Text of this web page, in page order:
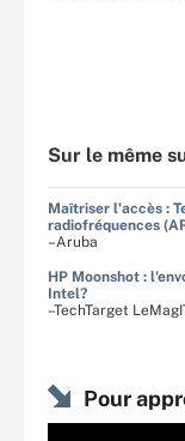
Sur le même
Maîtriser l'accès :
radiofréquences
–Aruba
HP Moonshot :
Intel?
–TechTarget
Pour